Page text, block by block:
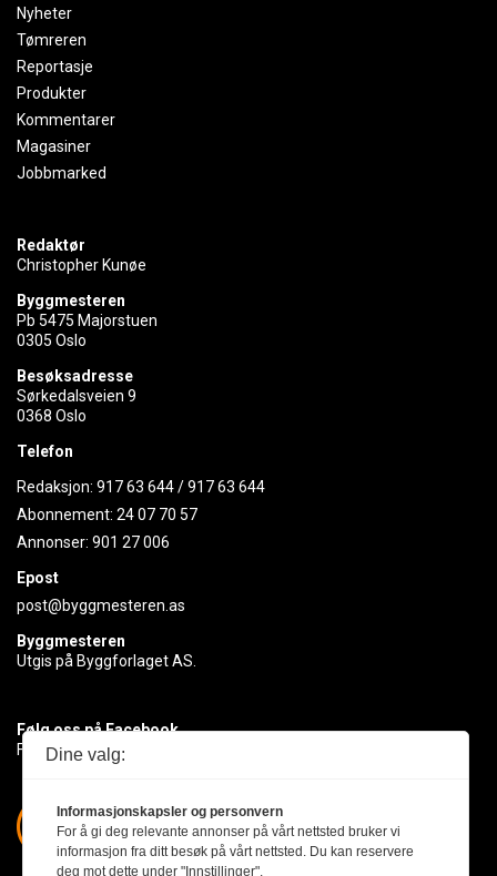
Nyheter
Tømreren
Reportasje
Produkter
Kommentarer
Magasiner
Jobbmarked
Redaktør
Christopher Kunøe
Byggmesteren
Pb 5475 Majorstuen
0305 Oslo
Besøksadresse
Sørkedalsveien 9
0368 Oslo
Telefon
Redaksjon: 917 63 644/917 63 644
Abonnement: 24 07 70 57
Annonser: 901 27 006
Epost
post@byggmesteren.as
Byggmesteren
Utgis på Byggforlaget AS.
Følg oss på Facebook
Få med deg det siste innen byggebransjen
Dine valg:
Informasjonskapsler og personvern
For å gi deg relevante annonser på vårt nettsted bruker vi
informasjon fra ditt besøk på vårt nettsted. Du kan reservere
deg mot dette under "Innstillinger".